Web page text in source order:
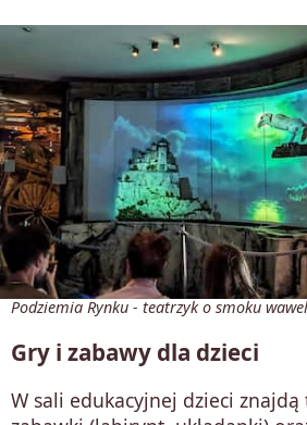
Podziemia Rynku - teatrzyk o smoku
Gry i zabawy dla dzieci
W sali edukacyjnej dzieci